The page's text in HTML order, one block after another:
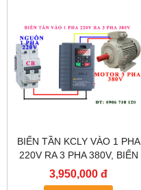
BIẾN TẦN KCLY VÀO 1 PHA
220V RA 3 PHA 380V, BIẾN
TẦN KCLY KOC600-
2R2GT3-B
3,950,000 đ